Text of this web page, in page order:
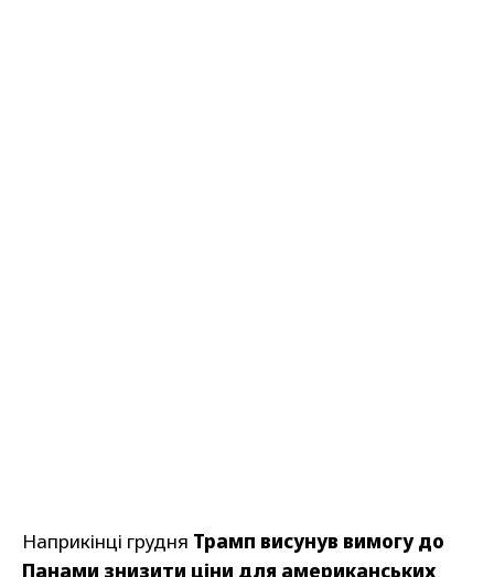
Наприкінці грудня Трамп висунув вимогу до
Панами знизити ціни для американських